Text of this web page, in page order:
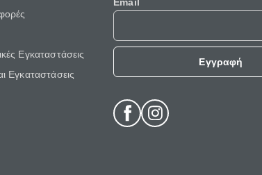
Εγκαταστάσεις
Εγκαταστάσεις
Εγγραφή